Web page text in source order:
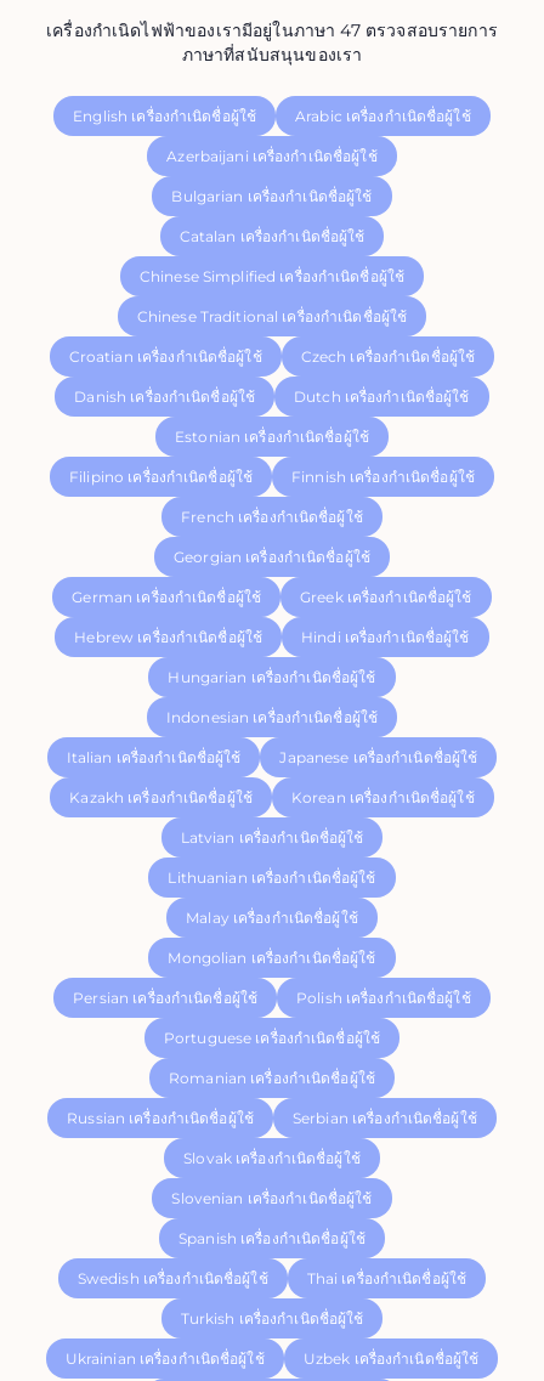
เครื่องกำเนิดไฟฟ้าของเรามีอยู่ในภาษา 47 ตรวจสอบรายการ
ภาษาที่สนับสนุนของเรา
English เครื่องกำเนิดชื่อผู้ใช้ Arabic เครื่องกำเนิดชื่อผู้ใช้
Azerbaijani เครื่องกำเนิดชื่อผู้ใช้
Bulgarian เครื่องกำเนิดชื่อผู้ใช้
Catalan เครื่องกำเนิดชื่อผู้ใช้
Chinese Simplified เครื่องกำเนิดชื่อผู้ใช้
Chinese Traditional เครื่องกำเนิดชื่อผู้ใช้
Croatian เครื่องกำเนิดชื่อผู้ใช้ Czech เครื่องกำเนิดชื่อผู้ใช้
Danish เครื่องกำเนิดชื่อผู้ใช้ Dutch เครื่องกำเนิดชื่อผู้ใช้
Estonian เครื่องกำเนิดชื่อผู้ใช้
Filipino เครื่องกำเนิดชื่อผู้ใช้ Finnish เครื่องกำเนิดชื่อผู้ใช้
French เครื่องกำเนิดชื่อผู้ใช้
Georgian เครื่องกำเนิดชื่อผู้ใช้
German เครื่องกำเนิดชื่อผู้ใช้ Greek เครื่องกำเนิดชื่อผู้ใช้
Hebrew เครื่องกำเนิดชื่อผู้ใช้ Hindi เครื่องกำเนิดชื่อผู้ใช้
Hungarian เครื่องกำเนิดชื่อผู้ใช้
Indonesian เครื่องกำเนิดชื่อผู้ใช้
Italian เครื่องกำเนิดชื่อผู้ใช้ Japanese เครื่องกำเนิดชื่อผู้ใช้
Kazakh เครื่องกำเนิดชื่อผู้ใช้ Korean เครื่องกำเนิดชื่อผู้ใช้
Latvian เครื่องกำเนิดชื่อผู้ใช้
Lithuanian เครื่องกำเนิดชื่อผู้ใช้
Malay เครื่องกำเนิดชื่อผู้ใช้
Mongolian เครื่องกำเนิดชื่อผู้ใช้
Persian เครื่องกำเนิดชื่อผู้ใช้ Polish เครื่องกำเนิดชื่อผู้ใช้
Portuguese เครื่องกำเนิดชื่อผู้ใช้
Romanian เครื่องกำเนิดชื่อผู้ใช้
Russian เครื่องกำเนิดชื่อผู้ใช้ Serbian เครื่องกำเนิดชื่อผู้ใช้
Slovak เครื่องกำเนิดชื่อผู้ใช้
Slovenian เครื่องกำเนิดชื่อผู้ใช้
Spanish เครื่องกำเนิดชื่อผู้ใช้
Swedish เครื่องกำเนิดชื่อผู้ใช้ Thai เครื่องกำเนิดชื่อผู้ใช้
Turkish เครื่องกำเนิดชื่อผู้ใช้
Ukrainian เครื่องกำเนิดชื่อผู้ใช้ Uzbek เครื่องกำเนิดชื่อผู้ใช้